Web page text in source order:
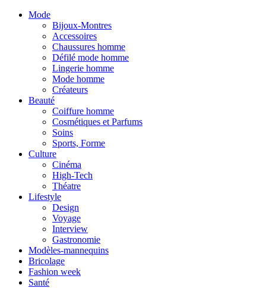
Mode
Bijoux-Montres
Accessoires
Chaussures homme
Défilé mode homme
Lingerie homme
Mode homme
Créateurs
Beauté
Coiffure homme
Cosmétiques et Parfums
Soins
Sports, Forme
Culture
Cinéma
High-Tech
Théatre
Lifestyle
Design
Voyage
Interview
Gastronomie
Modèles-mannequins
Bricolage
Fashion week
Santé